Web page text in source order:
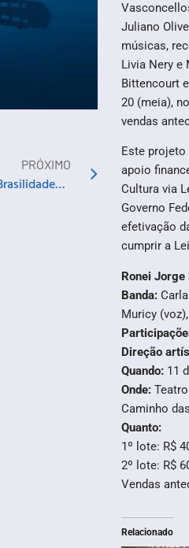
PRÓXIMO
MÚSICA – After com DJ SET Brasilidades: Paulilo
Juliano
músicas,
Livia Nery e
Bittencourt
20 (meia),
vendas
Este
apoio
Cultura via
Governo
efetivação
cumprir a
Ronei Jorge
Banda:
Muricy
Direção
Quando:11
Onde:Teatro
Caminho
Quanto:
1º lote: R$
2º lote: R$
Vendas
Relacionado